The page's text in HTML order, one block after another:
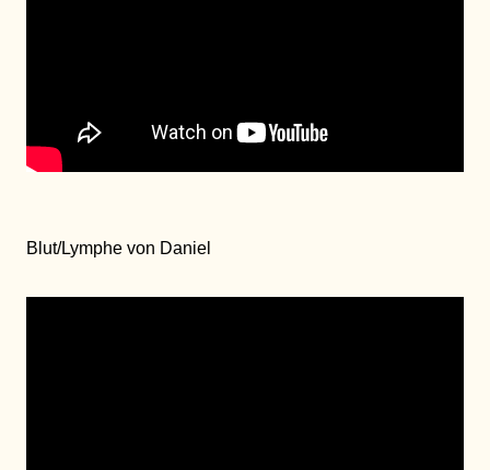
Blut/Lymphe von Daniel